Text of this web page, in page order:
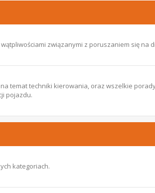
związanymi z poruszaniem się na
temat techniki kierowania, oraz wszelkie
pojazdu.
kategoriach.